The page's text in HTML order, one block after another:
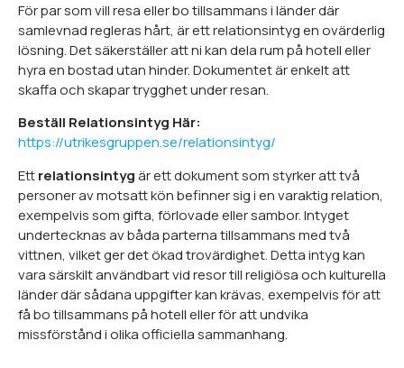
För par som vill resa eller bo tillsammans i länder där
samlevnad regleras hårt, är ett relationsintyg en ovärderlig
lösning. Det säkerställer att ni kan dela rum på hotell eller
hyra en bostad utan hinder. Dokumentet är enkelt att
skaffa och skapar trygghet under resan.
Beställ Relationsintyg Här:
https://utrikesgruppen.se/relationsintyg/
Ettrelationsintygär ett dokument som styrker att två
personer av motsatt kön befinner sig i en varaktig relation,
exempelvis som gifta, förlovade eller sambor. Intyget
undertecknas av båda parterna tillsammans med två
vittnen, vilket ger det ökad trovärdighet. Detta intyg kan
vara särskilt användbart vid resor till religiösa och kulturella
länder där sådana uppgifter kan krävas, exempelvis för att
få bo tillsammans på hotell eller för att undvika
missförstånd i olika officiella sammanhang.